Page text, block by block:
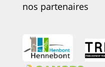
nos partenaires